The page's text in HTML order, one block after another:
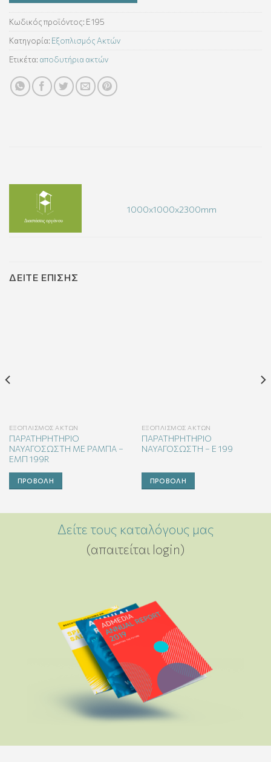
Κωδικός προϊόντος: E 195
Κατηγορία: Εξοπλισμός Ακτών
Ετικέτα: αποδυτήρια ακτών
1000x1000x2300mm
ΔΕΊΤΕ ΕΠΊΣΗΣ
ΕΞΟΠΛΙΣΜΌΣ ΑΚΤΏΝ
ΠΑΡΑΤΗΡΗΤΗΡΙΟ
ΝΑΥΑΓΟΣΩΣΤΗ ΜΕ ΡΑΜΠΑ –
EΜΠ 199R
ΠΡΟΒΟΛΉ
ΕΞΟΠΛΙΣΜΌΣ ΑΚΤΏΝ
ΠΑΡΑΤΗΡΗΤΗΡΙΟ
ΝΑΥΑΓΟΣΩΣΤΗ – E 199
ΠΡΟΒΟΛΉ
Δείτε τους καταλόγους μας
(απαιτείται login)